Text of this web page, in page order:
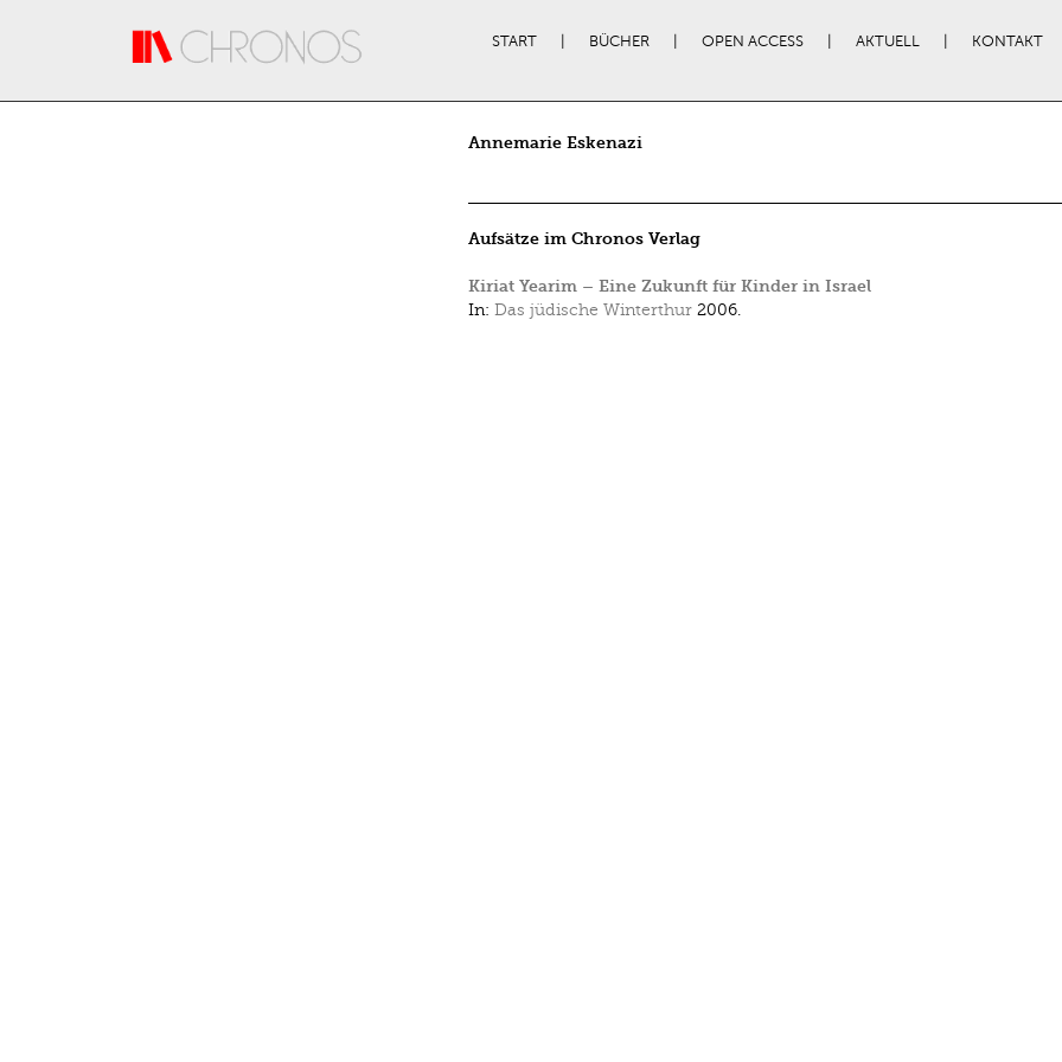
START BÜCHER OPEN ACCESS AKTUELL KONTAKT
Annemarie Eskenazi
Aufsätze im Chronos Verlag
Kiriat Yearim – Eine Zukunft für Kinder in Israel
In: Das jüdische Winterthur 2006.